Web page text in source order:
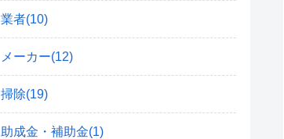
業者(10)
メーカー(12)
掃除(19)
助成金・補助金(1)